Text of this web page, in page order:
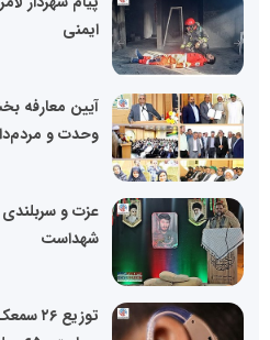
ایمنی
آیین معارفه
وحدت و
عزت و سربلندی
شهداست
توزیع